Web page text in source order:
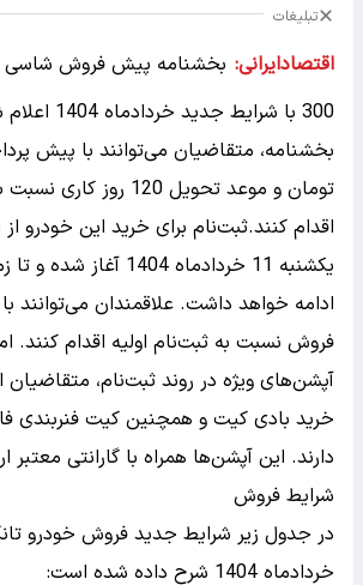
تبلیغات
اقتصادایرانی: بخشنامه پیش فروش شاسی
300 با شرایط
بخشنامه، متقاضیان می‌توانند با پیش
تومان و موعد تحویل 120
یکشنبه 11 خردادماه
ادامه خواهد داشت. علاقمندان می‌توانند
فروش نسبت به ثبت‌نام اولیه اقدام کنند.
آپشن‌های ویژه در روند ثبت‌نام،
دارند. این آپشن‌ها همراه با گارانتی معتبر
شرایط فروش
خردادماه 1404 شرح داده شده است: